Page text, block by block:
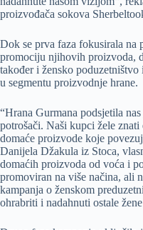
proizvođača sokova
Dok se prva faza fokusirala
promociju njihovih proizvoda,
također i žensko
u segmentu proizvodnje hrane.
“Hrana Gurmana podsjetila
potrošači. Naši kupci žele
domaće proizvode koje
Danijela Džakula iz Stoca,
domaćih proizvoda od voća i
promoviran na više načina, ali
kampanja o ženskom
ohrabriti i nadahnuti ostale